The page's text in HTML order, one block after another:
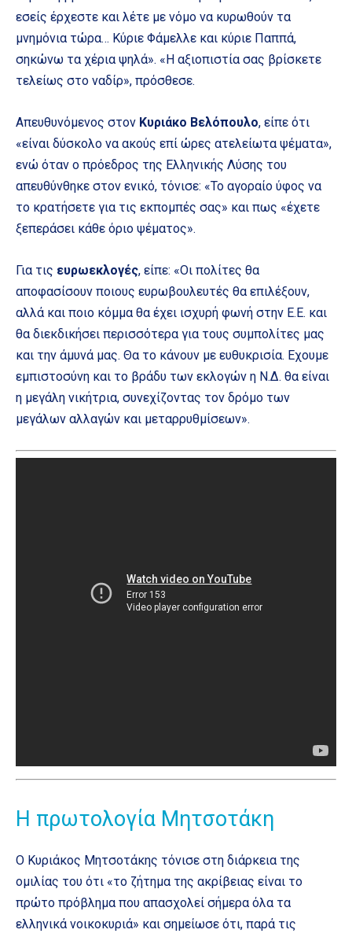
εσείς έρχεστε και λέτε με νόμο να κυρωθούν τα
μνημόνια τώρα… Κύριε Φάμελλε και κύριε Παππά,
σηκώνω τα χέρια ψηλά». «Η αξιοπιστία σας βρίσκετε
τελείως στο ναδίρ», πρόσθεσε.
Απευθυνόμενος στον Κυριάκο Βελόπουλο, είπε ότι
«είναι δύσκολο να ακούς επί ώρες ατελείωτα ψέματα»,
ενώ όταν ο πρόεδρος της Ελληνικής Λύσης του
απευθύνθηκε στον ενικό, τόνισε: «Το αγοραίο ύφος να
το κρατήσετε για τις εκπομπές σας» και πως «έχετε
ξεπεράσει κάθε όριο ψέματος».
Για τις ευρωεκλογές, είπε: «Οι πολίτες θα
αποφασίσουν ποιους ευρωβουλευτές θα επιλέξουν,
αλλά και ποιο κόμμα θα έχει ισχυρή φωνή στην Ε.Ε. και
θα διεκδικήσει περισσότερα για τους συμπολίτες μας
και την άμυνά μας. Θα το κάνουν με ευθυκρισία. Εχουμε
εμπιστοσύνη και το βράδυ των εκλογών η Ν.Δ. θα είναι
η μεγάλη νικήτρια, συνεχίζοντας τον δρόμο των
μεγάλων αλλαγών και μεταρρυθμίσεων».
Η πρωτολογία Μητσοτάκη
Ο Κυριάκος Μητσοτάκης τόνισε στη διάρκεια της
ομιλίας του ότι «το ζήτημα της ακρίβειας είναι το
πρώτο πρόβλημα που απασχολεί σήμερα όλα τα
ελληνικά νοικοκυριά» και σημείωσε ότι, παρά τις